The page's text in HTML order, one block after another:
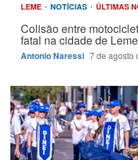
LEME NOTÍCIAS ÚLTIMAS
Colisão entre
fatal na cidade de Leme
Antonio Naressi 7 de agosto